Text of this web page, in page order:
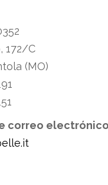
172/C
(MO)
correo